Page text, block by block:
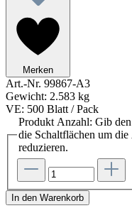
Merken
Art.-Nr. 99867-A3
Gewicht: 2.583 kg
VE: 500 Blatt / Pack
Produkt Anzahl: Gib
die Schaltflächen um
reduzieren.
In den Warenkorb